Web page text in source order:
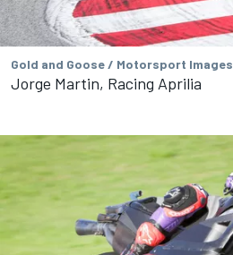
Gold and Goose / Motorsport Images
Jorge Martin, Racing Aprilia